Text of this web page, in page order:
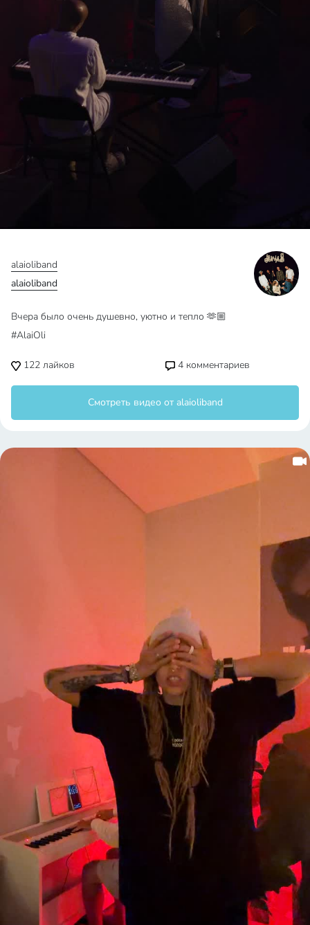
alaioliband
alaioliband
Вчера было очень душевно, уютно и тепло 🫶🏼
#AlaiOli
122 лайков 4 комментариев
Смотреть видео от alaioliband